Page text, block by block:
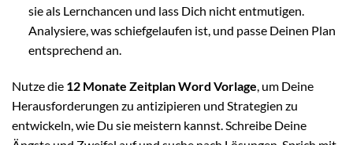
sie als Lernchancen und lass Dich nicht entmutigen.
Analysiere, was schiefgelaufen ist, und passe Deinen Plan
entsprechend an.
Nutze die 12 Monate Zeitplan Word Vorlage, um Deine
Herausforderungen zu antizipieren und Strategien zu
entwickeln, wie Du sie meistern kannst. Schreibe Deine